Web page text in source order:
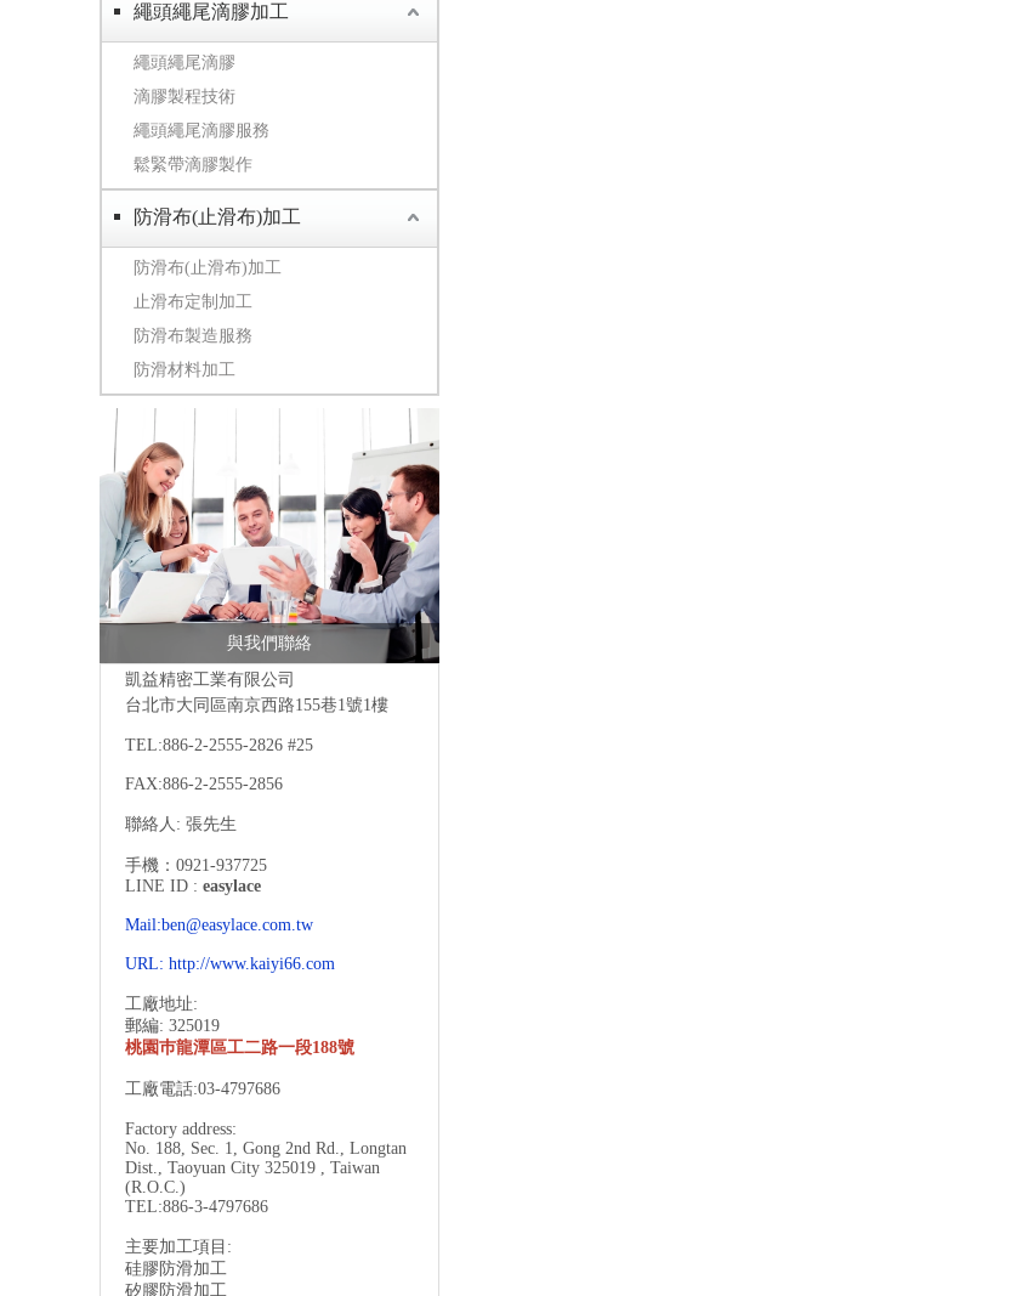
繩頭繩尾滴膠加工
繩頭繩尾滴膠
滴膠製程技術
繩頭繩尾滴膠服務
鬆緊帶滴膠製作
防滑布(止滑布)加工
防滑布(止滑布)加工
止滑布定制加工
防滑布製造服務
防滑材料加工
與我們聯絡
凱益精密工業有限公司
台北市大同區南京西路155巷1號1樓
TEL:886-2-2555-2826 #25
FAX:886-2-2555-2856
聯絡人: 張先生
手機：0921-937725
LINE ID : easylace
Mail:ben@easylace.com.tw
URL: http://www.kaiyi66.com
工廠地址:
郵編: 325019
桃園巿龍潭區工二路一段188號
工廠電話:03-4797686
Factory address:
No. 188, Sec. 1, Gong 2nd Rd., Longtan
Dist., Taoyuan City 325019 , Taiwan
(R.O.C.)
TEL:886-3-4797686
主要加工項目:
硅膠防滑加工
矽膠防滑加工